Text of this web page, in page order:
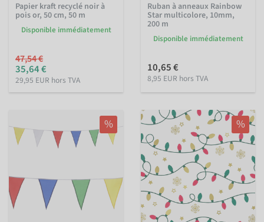
Papier kraft recyclé noir à
pois or, 50 cm, 50 m
Disponible immédiatement
47,54 €
35,64 €
29,95 EUR hors TVA
Ruban à anneaux Rainbow
Star multicolore, 10mm,
200 m
Disponible immédiatement
10,65 €
8,95 EUR hors TVA
% %